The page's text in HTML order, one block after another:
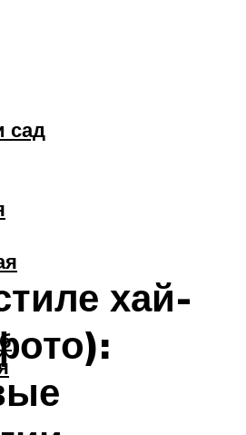
сад
хай-